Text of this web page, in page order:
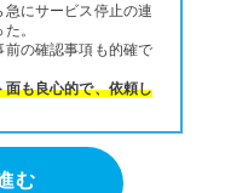
にサービス停止の連
。
の確認事項も的確で
も良心的で、依頼し
む